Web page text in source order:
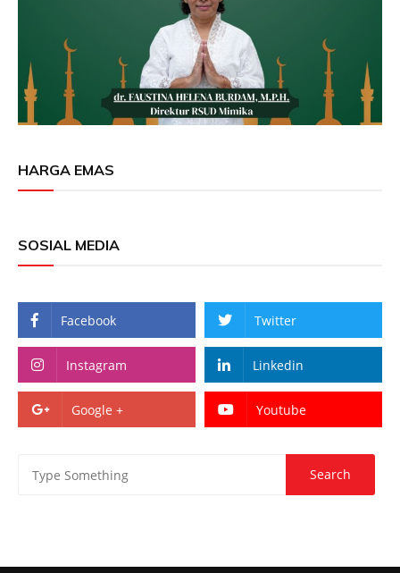
HARGA EMAS
SOSIAL MEDIA
Facebook Twitter
Instagram Linkedin
Google + Youtube